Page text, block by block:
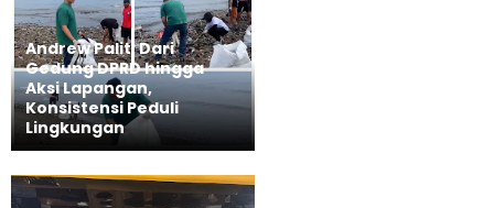
Andrew Palit: Dari
Gedung DPRD hingga
Aksi Lapangan,
Konsistensi Peduli
Lingkungan